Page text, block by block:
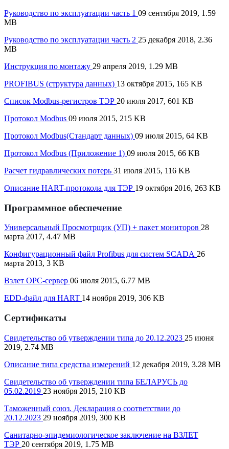
Руководство по эксплуатации часть 1 09 сентября 2019, 1.59
MB
Руководство по эксплуатации часть 2 25 декабря 2018, 2.36
MB
Инструкция по монтажу 29 апреля 2019, 1.29 MB
PROFIBUS (структура данных) 13 октября 2015, 165 KB
Список Modbus-регистров ТЭР 20 июля 2017, 601 KB
Протокол Modbus 09 июля 2015, 215 KB
Протокол Modbus(Стандарт данных) 09 июля 2015, 64 KB
Протокол Modbus (Приложение 1) 09 июля 2015, 66 KB
Расчет гидравлических потерь 31 июля 2015, 116 KB
Описание HART-протокола для ТЭР 19 октября 2016, 263 KB
Программное обеспечение
Универсальный Просмотрщик (УП) + пакет мониторов 28
марта 2017, 4.47 MB
Конфигурационный файл Profibus для систем SCADA 26
марта 2013, 3 KB
Взлет OPC-сервер 06 июля 2015, 6.77 MB
EDD-файл для HART 14 ноября 2019, 306 KB
Сертификаты
Свидетельство об утверждении типа до 20.12.2023 25 июня
2019, 2.74 MB
Описание типа средства измерений 12 декабря 2019, 3.28 MB
Свидетельство об утверждении типа БЕЛАРУСЬ до
05.02.2019 23 ноября 2015, 210 KB
Таможенный союз. Декларация о соответствии до
20.12.2023 29 ноября 2019, 300 KB
Санитарно-эпидемиологическое заключение на ВЗЛЕТ
ТЭР 20 сентября 2019, 1.75 MB